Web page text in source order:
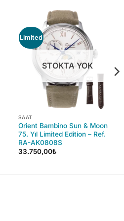
Limited
STOKTA YOK
SAAT
Orient Bambino Sun & Moon
75. Yıl Limited Edition – Ref.
RA-AK0808S
33.750,00₺